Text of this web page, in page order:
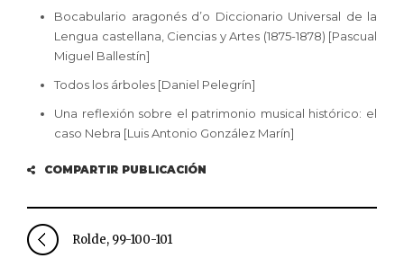
Bocabulario aragonés d’o Diccionario Universal de la
Lengua castellana, Ciencias y Artes (1875-1878) [Pascual
Miguel Ballestín]
Todos los árboles [Daniel Pelegrín]
Una reflexión sobre el patrimonio musical histórico: el
caso Nebra [Luis Antonio González Marín]
COMPARTIR PUBLICACIÓN
Rolde, 99-100-101